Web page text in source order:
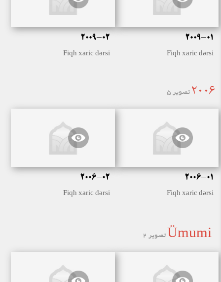
2009-01
Fiqh xaric dərsi
2009-02
Fiqh xaric dərsi
تصویر 5
2006-01
Fiqh xaric dərsi
2006-02
Fiqh xaric dərsi
تصویر 2